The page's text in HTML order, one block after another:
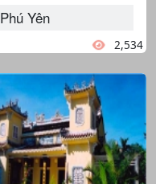
Phú Yên
2,534